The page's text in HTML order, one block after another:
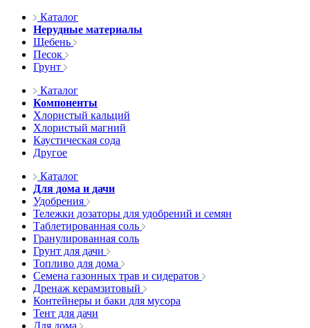
Каталог
Нерудные материалы
Щебень
Песок
Грунт
Каталог
Компоненты
Хлористый кальций
Хлористый магний
Каустическая сода
Другое
Каталог
Для дома и дачи
Удобрения
Тележки дозаторы для удобрений и семян
Таблетированная соль
Гранулированная соль
Грунт для дачи
Топливо для дома
Семена газонных трав и сидератов
Дренаж керамзитовый
Контейнеры и баки для мусора
Тент для дачи
Для дома